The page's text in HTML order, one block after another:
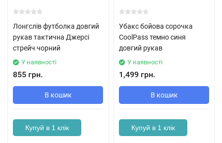
Лонгслів футболка довгий
рукав тактична Джерсі
стрейч чорний
У наявності
855 грн.
В кошик
Купуй в 1 клік
Убакс бойова сорочка
CoolPass темно синя
довгий рукав
У наявності
1,499 грн.
В кошик
Купуй в 1 клік